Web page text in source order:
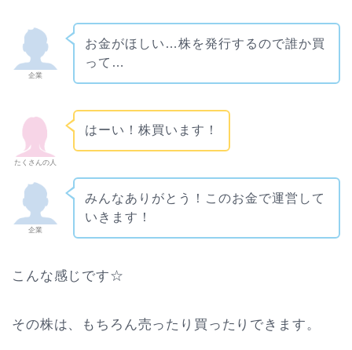
企業
お金がほしい…株を発行するので誰か買
って…
たくさんの人
はーい！株買います！
企業
みんなありがとう！このお金で運営して
いきます！
こんな感じです☆
その株は、もちろん売ったり買ったりできます。